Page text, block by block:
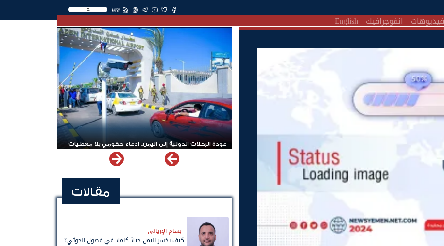
EN
فيديوهات انفوجرافيك English
عودة الرحلات الدولية إلى اليمن.. ادعاء حكومي بلا معطيات
مقالات
بسام الإرياني
كيف يخسر اليمن جيلاً كاملًا في فصول الحوثي؟